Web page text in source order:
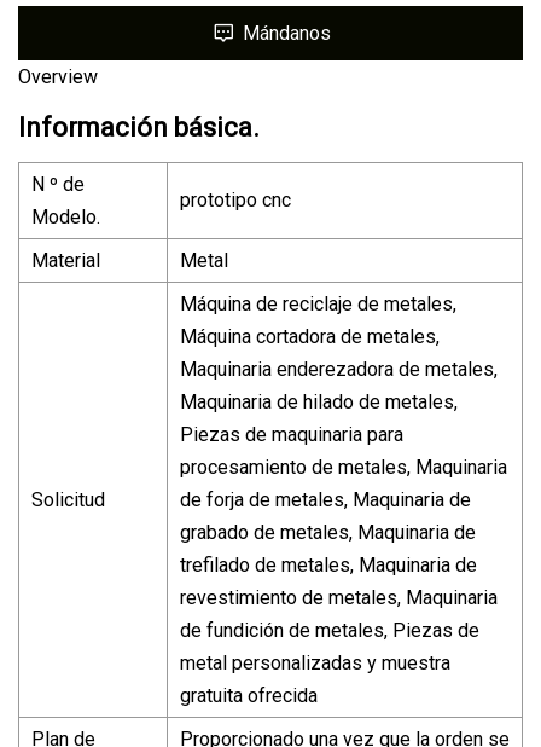
Mándanos
Overview
Información básica.
N º de
Modelo.
prototipo cnc
Material Metal
Solicitud
Máquina de reciclaje de metales,
Máquina cortadora de metales,
Maquinaria enderezadora de metales,
Maquinaria de hilado de metales,
Piezas de maquinaria para
procesamiento de metales, Maquinaria
de forja de metales, Maquinaria de
grabado de metales, Maquinaria de
trefilado de metales, Maquinaria de
revestimiento de metales, Maquinaria
de fundición de metales, Piezas de
metal personalizadas y muestra
gratuita ofrecida
Plan de
Proporcionado una vez que la orden se